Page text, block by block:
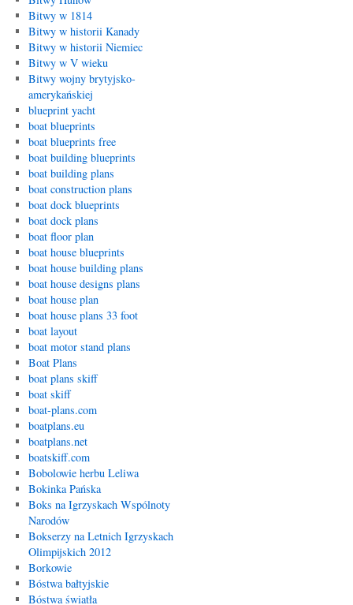
Bitwy w 1814
Bitwy w historii Kanady
Bitwy w historii Niemiec
Bitwy w V wieku
Bitwy wojny brytyjsko-
amerykańskiej
blueprint yacht
boat blueprints
boat blueprints free
boat building blueprints
boat building plans
boat construction plans
boat dock blueprints
boat dock plans
boat floor plan
boat house blueprints
boat house building plans
boat house designs plans
boat house plan
boat house plans 33 foot
boat layout
boat motor stand plans
Boat Plans
boat plans skiff
boat skiff
boat-plans.com
boatplans.eu
boatplans.net
boatskiff.com
Bobolowie herbu Leliwa
Bokinka Pańska
Boks na Igrzyskach Wspólnoty
Narodów
Bokserzy na Letnich Igrzyskach
Olimpijskich 2012
Borkowie
Bóstwa bałtyjskie
Bóstwa światła